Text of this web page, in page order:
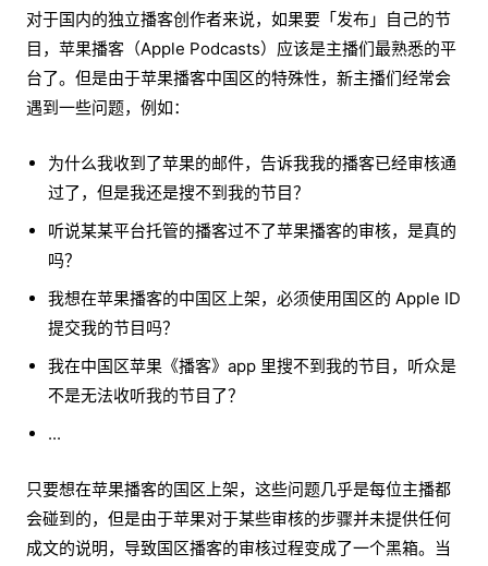
对于国内的独立播客创作者来说，如果要「发布」自己的节
目，苹果播客（Apple Podcasts）应该是主播们最熟悉的平
台了。但是由于苹果播客中国区的特殊性，新主播们经常会
遇到一些问题，例如：
为什么我收到了苹果的邮件，告诉我我的播客已经审核通
过了，但是我还是搜不到我的节目？
听说某某平台托管的播客过不了苹果播客的审核，是真的
吗？
我想在苹果播客的中国区上架，必须使用国区的 Apple ID
提交我的节目吗？
我在中国区苹果《播客》app 里搜不到我的节目，听众是
不是无法收听我的节目了？
...
只要想在苹果播客的国区上架，这些问题几乎是每位主播都
会碰到的，但是由于苹果对于某些审核的步骤并未提供任何
成文的说明，导致国区播客的审核过程变成了一个黑箱。当